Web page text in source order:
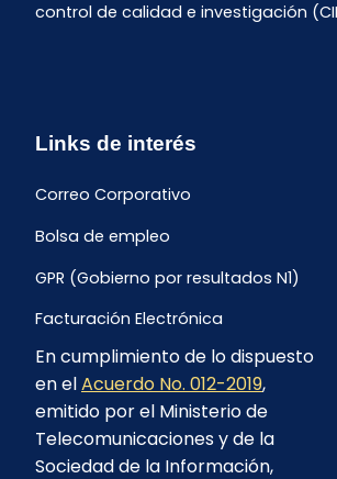
control de calidad e investigación
Links de interés
Correo Corporativo
Bolsa de empleo
GPR (Gobierno por resultados N1)
Facturación Electrónica
Archivo Histórico de Facturación
Portal Ambiental y Social
Proyecto Geotérmico Chachimbiro
En cumplimiento de lo dispuesto
en elAcuerdo No. 012-2019,
emitido por el Ministerio de
Telecomunicaciones y de la
Sociedad de la Información,